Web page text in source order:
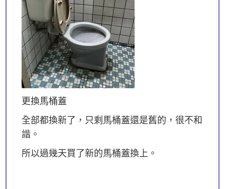
更換馬桶蓋
全部都換新了，只剩馬桶蓋還是舊的，很不和
諧。
所以過幾天買了新的馬桶蓋換上。